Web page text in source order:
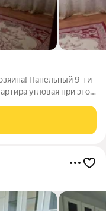
Панельный 9-ти
угловая при этом
2 застекленные